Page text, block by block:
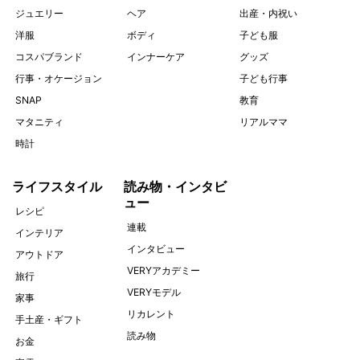
ジュエリー
洋服
コスパブランド
行事・オケージョン
SNAP
マタニティ
時計
ヘア
ボディ
インナーケア
出産・内祝い
子ども服
グッズ
子ども行事
教育
リアルママ
ライフスタイル
レシピ
インテリア
アウトドア
旅行
家事
手土産・ギフト
お金
読み物・インタビ
ュー
連載
インタビュー
VERYアカデミー
VERYモデル
リカレント
読み物